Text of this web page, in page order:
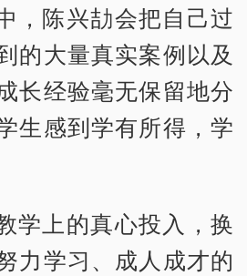
，陈兴劼会把自己过
的大量真实案例以及
长经验毫无保留地分
生感到学有所得，学
学上的真心投入，换
力学习、成人成才的